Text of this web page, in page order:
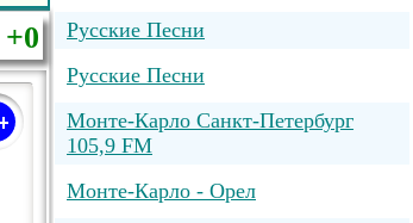
0
Русские Песни
Русские Песни
Монте-Карло Санкт-Петербург
105,9 FM
Монте-Карло - Орел